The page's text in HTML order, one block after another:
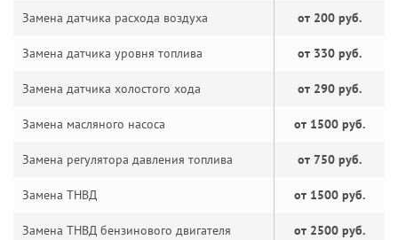
Замена датчика расхода воздуха от 200 руб.
Замена датчика уровня топлива от 330 руб.
Замена датчика холостого хода от 290 руб.
Замена масляного насоса от 1500 руб.
Замена регулятора давления топлива от 750 руб.
Замена ТНВД от 1500 руб.
Замена ТНВД бензинового двигателя от 2500 руб.